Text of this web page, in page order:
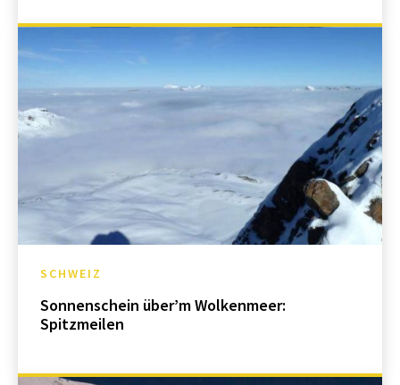
SCHWEIZ
Sonnenschein über’m Wolkenmeer:
Spitzmeilen